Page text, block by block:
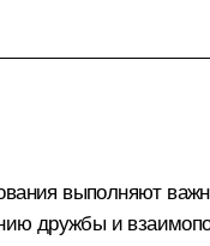
выполняют
дружбы и